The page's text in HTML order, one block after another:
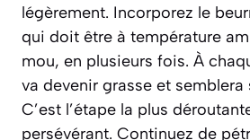
légèrement. Incorporez le
qui doit être à température
mou, en plusieurs fois. À
va devenir grasse et semblera
C’est l’étape la plus
persévérant. Continuez de